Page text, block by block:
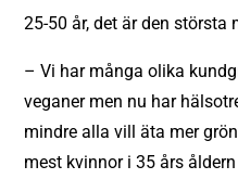
25-50 år, det är den största
– Vi har många olika
veganer men nu har
mindre alla vill äta mer
mest kvinnor i 35 års